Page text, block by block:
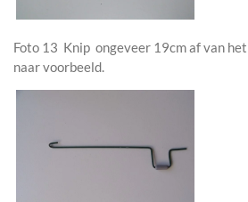
Foto 13 Knip ongeveer 19cm af van
naar voorbeeld.